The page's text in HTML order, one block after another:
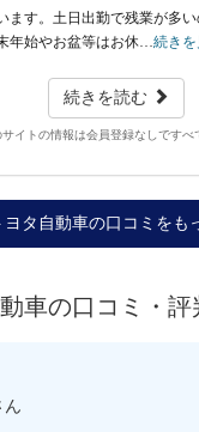
ます。土日出勤で残業が多
年始やお盆等はお休…続きを
続きを読む
イトの情報は会員登録なしですべ
ヨタ自動車の口コミをも
車の口コミ・評
ん